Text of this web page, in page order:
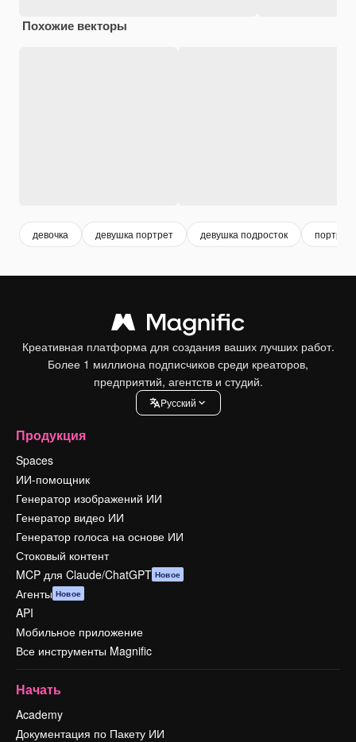
Похожие векторы
девочка девушка портрет девушка подросток портрет
Креативная платформа для создания ваших лучших работ.
Более 1 миллиона подписчиков среди креаторов,
предприятий, агентств и студий.
Pусский
Продукция
Spaces
ИИ-помощник
Генератор изображений ИИ
Генератор видео ИИ
Генератор голоса на основе ИИ
Стоковый контент
MCP для Claude/ChatGPT Новое
Агенты Новое
API
Мобильное приложение
Все инструменты Magnific
Начать
Academy
Документация по Пакету ИИ